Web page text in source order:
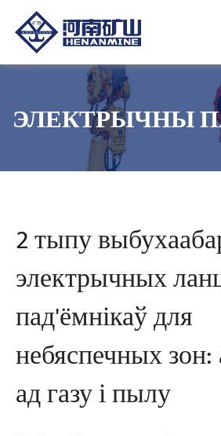
ЭЛЕКТРЫЧНЫ
2 тыпу
электрычных
пад'ёмнікаў для
небяспечных
ад газу і пылу